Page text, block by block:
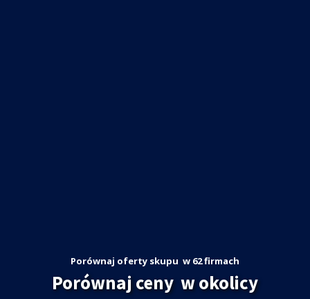
Porównaj oferty skupu w 62 firmach
Porównaj ceny w okolicy